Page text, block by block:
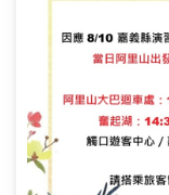
高
鐵